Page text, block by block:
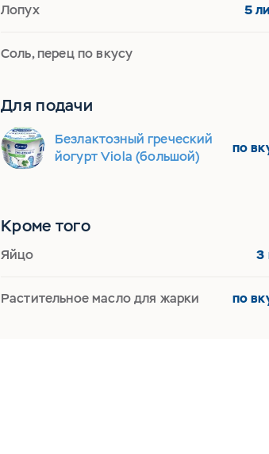
Лопух 5
Соль, перец по вкусу
Для подачи
Безлактозный греческий
йогурт Viola (большой)
по
Кроме того
Яйцо 3
Растительное масло для жарки по